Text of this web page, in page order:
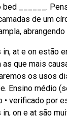
bed ______.
de um
at e on estão
que mais
os usos
Ensino médio
• verificado por
on e at são